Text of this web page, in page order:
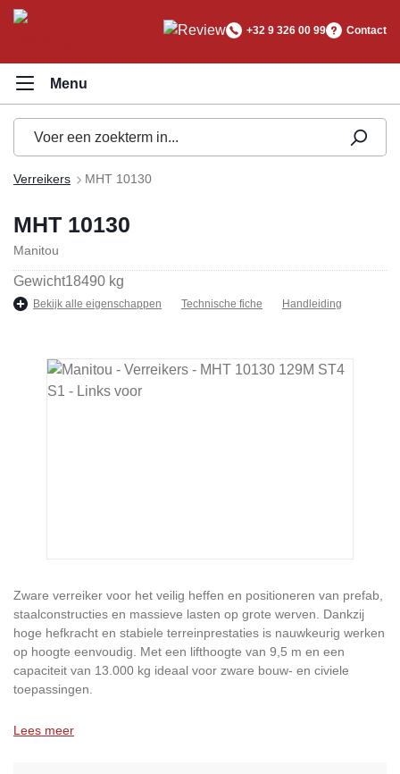
+32 9 326 00 99 Contact
Verreikers MHT 10130
MHT 10130
Manitou
Gewicht18490 kg
Bekijk alle eigenschappen Technische fiche Handleiding
Afbeeldingengalerij overslaan
Zware verreiker voor het veilig heffen en positioneren van prefab,
staalconstructies en massieve lasten op grote werven. Dankzij
hoge hefkracht en stabiele terreinprestaties is nauwkeurig werken
op hoogte eenvoudig. Met een lifthoogte van 9,5 m en een
capaciteit van 13.000 kg ideaal voor zware bouw- en civiele
toepassingen.
Lees meer